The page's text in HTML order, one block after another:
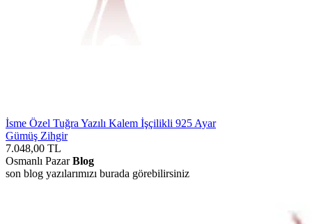
İsme Özel Tuğra Yazılı Kalem İşçilikli 925 Ayar
Gümüş Zihgir
7.048,00 TL
Osmanlı PazarBlog
son blog yazılarımızı burada görebilirsiniz